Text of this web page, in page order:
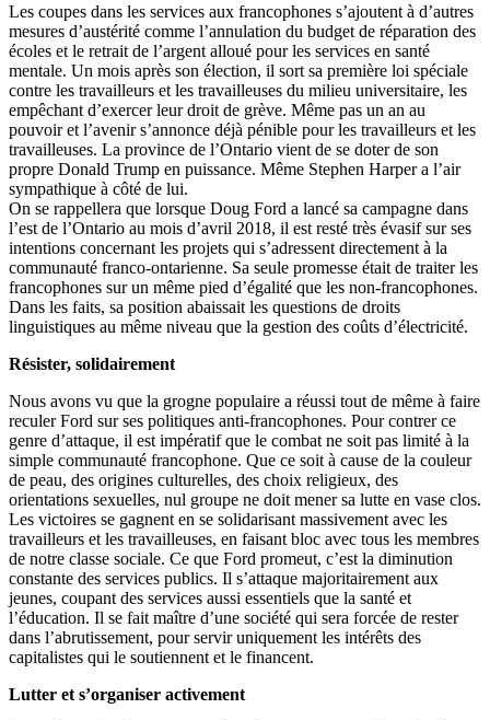
Les coupes dans les services aux francophones s’ajoutent à d’autres
mesures d’austérité comme l’annulation du budget de réparation des
écoles et le retrait de l’argent alloué pour les services en santé
mentale. Un mois après son élection, il sort sa première loi spéciale
contre les travailleurs et les travailleuses du milieu universitaire, les
empêchant d’exercer leur droit de grève. Même pas un an au
pouvoir et l’avenir s’annonce déjà pénible pour les travailleurs et les
travailleuses. La province de l’Ontario vient de se doter de son
propre Donald Trump en puissance. Même Stephen Harper a l’air
sympathique à côté de lui.
On se rappellera que lorsque Doug Ford a lancé sa campagne dans
l’est de l’Ontario au mois d’avril 2018, il est resté très évasif sur ses
intentions concernant les projets qui s’adressent directement à la
communauté franco-ontarienne. Sa seule promesse était de traiter les
francophones sur un même pied d’égalité que les non-francophones.
Dans les faits, sa position abaissait les questions de droits
linguistiques au même niveau que la gestion des coûts d’électricité.
Résister, solidairement
Nous avons vu que la grogne populaire a réussi tout de même à faire
reculer Ford sur ses politiques anti-francophones. Pour contrer ce
genre d’attaque, il est impératif que le combat ne soit pas limité à la
simple communauté francophone. Que ce soit à cause de la couleur
de peau, des origines culturelles, des choix religieux, des
orientations sexuelles, nul groupe ne doit mener sa lutte en vase clos.
Les victoires se gagnent en se solidarisant massivement avec les
travailleurs et les travailleuses, en faisant bloc avec tous les membres
de notre classe sociale. Ce que Ford promeut, c’est la diminution
constante des services publics. Il s’attaque majoritairement aux
jeunes, coupant des services aussi essentiels que la santé et
l’éducation. Il se fait maître d’une société qui sera forcée de rester
dans l’abrutissement, pour servir uniquement les intérêts des
capitalistes qui le soutiennent et le financent.
Lutter et s’organiser activement